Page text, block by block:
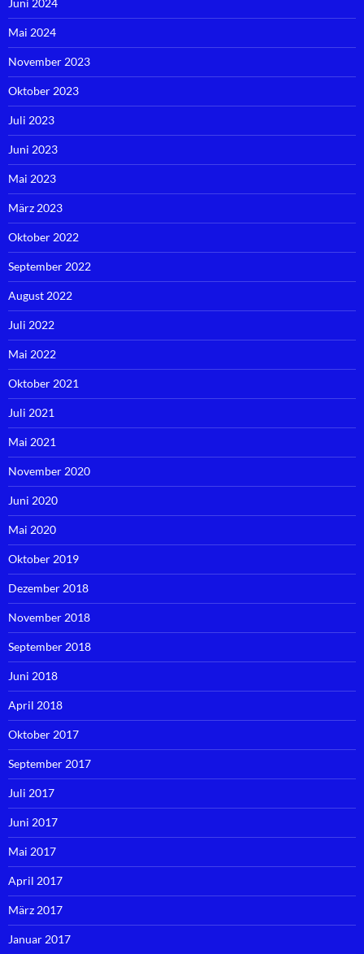
Juni 2024
Mai 2024
November 2023
Oktober 2023
Juli 2023
Juni 2023
Mai 2023
März 2023
Oktober 2022
September 2022
August 2022
Juli 2022
Mai 2022
Oktober 2021
Juli 2021
Mai 2021
November 2020
Juni 2020
Mai 2020
Oktober 2019
Dezember 2018
November 2018
September 2018
Juni 2018
April 2018
Oktober 2017
September 2017
Juli 2017
Juni 2017
Mai 2017
April 2017
März 2017
Januar 2017